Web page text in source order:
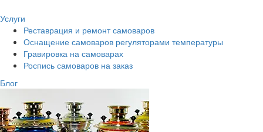
Услуги
Реставрация и ремонт самоваров
Оснащение самоваров регуляторами температуры
Гравировка на самоварах
Роспись самоваров на заказ
Блог